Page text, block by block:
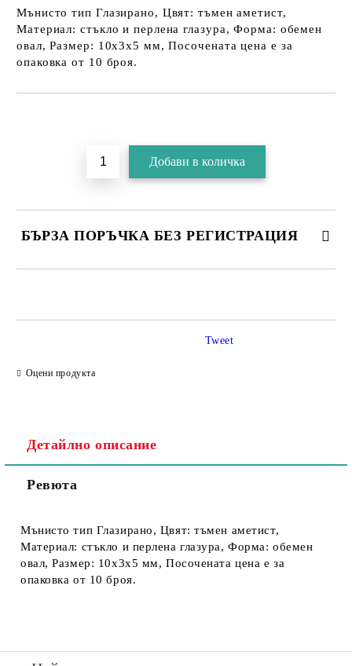
Мънисто тип Глазирано, Цвят: тъмен аметист,
Материал: стъкло и перлена глазура, Форма: обемен
овал, Размер: 10х3х5 мм, Посочената цена е за
опаковка от 10 броя.
БЪРЗА ПОРЪЧКА БЕЗ РЕГИСТРАЦИЯ
Оцени продукта
Tweet
Детайлно описание
Ревюта
Мънисто тип Глазирано, Цвят: тъмен аметист,
Материал: стъкло и перлена глазура, Форма: обемен
овал, Размер: 10х3х5 мм, Посочената цена е за
опаковка от 10 броя.